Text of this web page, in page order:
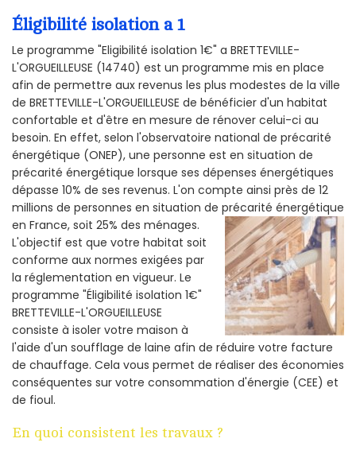
Éligibilité isolation a 1
Le programme "Eligibilité isolation 1€" a BRETTEVILLE-
L'ORGUEILLEUSE (14740) est un programme mis en place
afin de permettre aux revenus les plus modestes de la ville
de BRETTEVILLE-L'ORGUEILLEUSE de bénéficier d'un habitat
confortable et d'être en mesure de rénover celui-ci au
besoin. En effet, selon l'observatoire national de précarité
énergétique (ONEP), une personne est en situation de
précarité énergétique lorsque ses dépenses énergétiques
dépasse 10% de ses revenus. L'on compte ainsi près de 12
millions de personnes en situation de précarité énergétique
en France, soit 25% des ménages.
L'objectif est que votre habitat soit
conforme aux normes exigées par
la réglementation en vigueur. Le
programme "Éligibilité isolation 1€"
BRETTEVILLE-L'ORGUEILLEUSE
consiste à isoler votre maison à
l'aide d'un soufflage de laine afin de réduire votre facture
de chauffage. Cela vous permet de réaliser des économies
conséquentes sur votre consommation d'énergie (CEE) et
de fioul.
En quoi consistent les travaux ?